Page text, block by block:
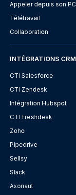
Appeler depuis son PC
Télétravail
Collaboration
INTÉGRATIONS CRM
CTI Salesforce
CTI Zendesk
Intégration Hubspot
CTI Freshdesk
Zoho
Pipedrive
Sellsy
Slack
Axonaut